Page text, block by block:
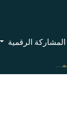
المشاركة الرقمية
المؤتمر الصحفي الرسمي لعرض وتقديم نسخة 2023 من "ترياثلون الرجل الحديدي 70.3"